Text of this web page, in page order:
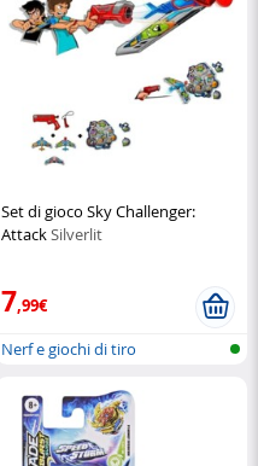
Set di gioco Sky Challenger:
AttackSilverlit
7,99€
Nerf e giochi di tiro